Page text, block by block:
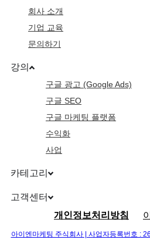
회사 소개
기업 교육
문의하기
강의
구글 광고 (Google Ads)
구글 SEO
구글 마케팅 플랫폼
수익화
사업
카테고리
고객센터
개인정보처리방침
아이엔마케팅 주식회사 | 사업자등록번호 :